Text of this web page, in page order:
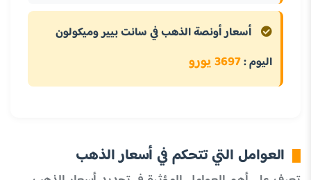
أسعار أونصة الذهب في سانت بيير وميكولون
اليوم :3697 يورو
العوامل التي تتحكم في أسعار الذهب